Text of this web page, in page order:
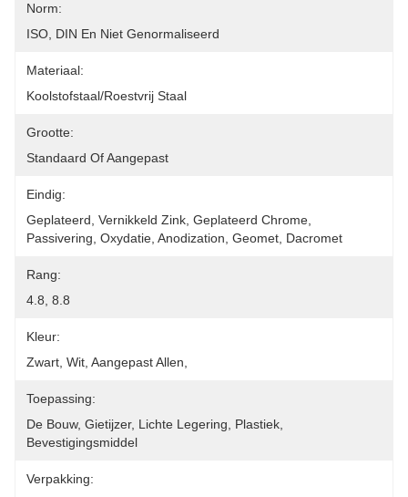
Norm:
ISO, DIN En Niet Genormaliseerd
Materiaal:
Koolstofstaal/roestvrij Staal
Grootte:
Standaard Of Aangepast
Eindig:
Geplateerd, Vernikkeld Zink, Geplateerd Chrome,
Passivering, Oxydatie, Anodization, Geomet, Dacromet
Rang:
4.8, 8.8
Kleur:
Zwart, Wit, Aangepast Allen,
Toepassing:
De Bouw, Gietijzer, Lichte Legering, Plastiek,
Bevestigingsmiddel
Verpakking: